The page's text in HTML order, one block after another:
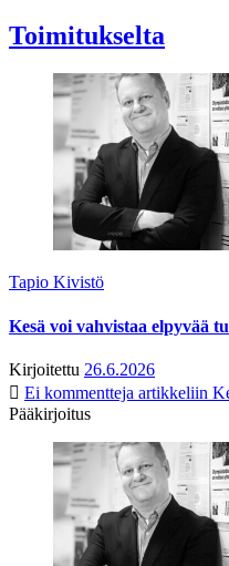
Toimitukselta
Tapio Kivistö
Kesä voi vahvistaa elpyvää
Kirjoitettu 26.6.2026
Ei kommentteja artikkeliin
Pääkirjoitus